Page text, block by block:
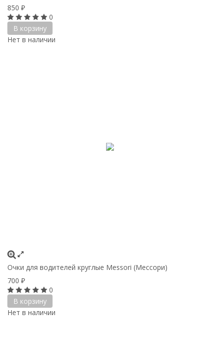
850 ₽
0
В корзину
Нет в наличии
Очки для водителей круглые Messori (Мессори)
700 ₽
0
В корзину
Нет в наличии